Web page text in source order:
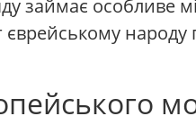
займає особливе
єврейському